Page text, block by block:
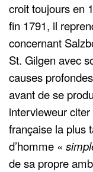
croit toujours en
fin 1791, il
concernant
St. Gilgen avec
causes
avant de se
intervieweur
française la plus
d’homme «
de sa propre